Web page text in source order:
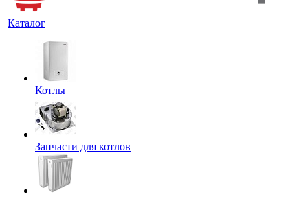
Каталог
Котлы
Запчасти для котлов